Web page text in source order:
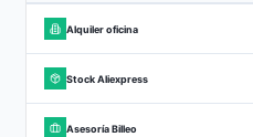
Alquiler oficina
Stock Aliexpress
Asesoría Billeo